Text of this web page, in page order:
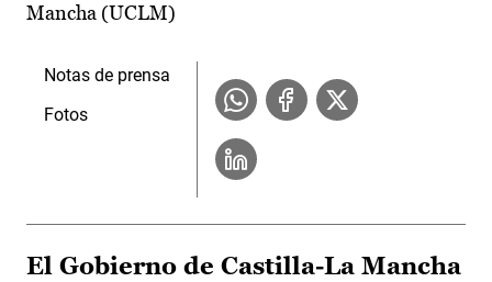
Mancha (UCLM)
Notas de prensa
Fotos
El Gobierno de Castilla-La Mancha